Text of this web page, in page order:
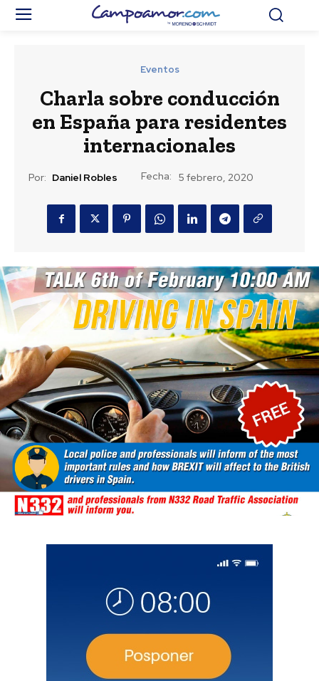
Eventos
Charla sobre conducción
en España para residentes
internacionales
Por: Daniel Robles Fecha: 5 febrero, 2020